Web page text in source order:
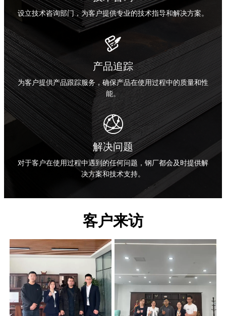
设立技术咨询部门，为客户提供专业的技术指导和解决方案。

产品追踪
为客户提供产品跟踪服务，确保产品在使用过程中的质量和性
能。

解决问题
对于客户在使用过程中遇到的任何问题，钢厂都会及时提供解
决方案和技术支持。
客户来访